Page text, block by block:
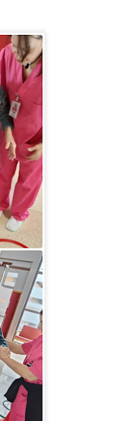
al derrotar a Argentina por
agradable piscolabis y disfrutar
Ésta intervención terapéutica
integral de la persona.
emocional, así mismo,
y la capacidad de concentración,
Prix del verano!!